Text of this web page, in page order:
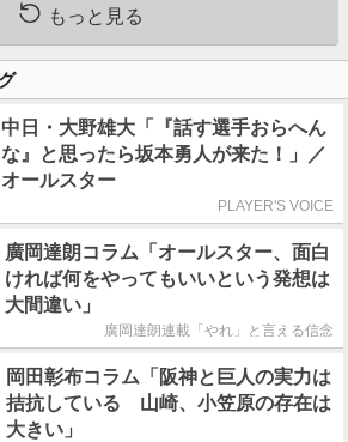
もっと見る
中日・大野雄大「『話す選手おらへん
な』と思ったら坂本勇人が来た！」／
オールスター
PLAYER'S VOICE
廣岡達朗コラム「オールスター、面白
ければ何をやってもいいという発想は
大間違い」
廣岡達朗連載「やれ」と言える信念
岡田彰布コラム「阪神と巨人の実力は
拮抗している 山崎、小笠原の存在は
大きい」